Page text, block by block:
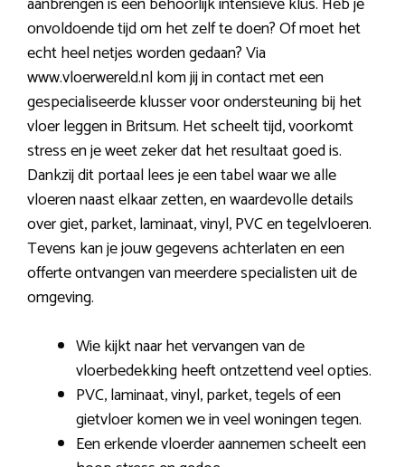
onvoldoende tijd om het zelf te doen? Of moet het
echt heel netjes worden gedaan? Via
www.vloerwereld.nl kom jij in contact met een
gespecialiseerde klusser voor ondersteuning bij het
vloer leggen in Britsum. Het scheelt tijd, voorkomt
stress en je weet zeker dat het resultaat goed is.
Dankzij dit portaal lees je een tabel waar we alle
vloeren naast elkaar zetten, en waardevolle details
over giet, parket, laminaat, vinyl, PVC en tegelvloeren.
Tevens kan je jouw gegevens achterlaten en een
offerte ontvangen van meerdere specialisten uit de
omgeving.
Wie kijkt naar het vervangen van de
vloerbedekking heeft ontzettend veel opties.
PVC, laminaat, vinyl, parket, tegels of een
gietvloer komen we in veel woningen tegen.
Een erkende vloerder aannemen scheelt een